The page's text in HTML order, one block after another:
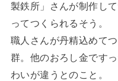
製鉄所」さんが制作し
ってつくられるそう。
職人さんが丹精込めて
群。他のおろし金です
わいが違うとのこと。